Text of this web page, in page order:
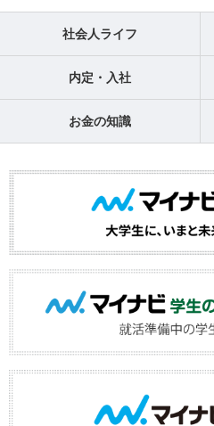
社会人ライフ
内定・入社
お金の知識